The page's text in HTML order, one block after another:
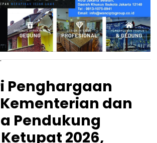
Penghargaan
dan
Pendukung
2026,